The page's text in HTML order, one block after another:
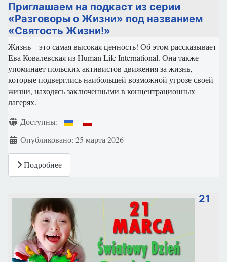
Приглашаем на подкаст из серии
«Разговоры о Жизни» под названием
«Святость Жизни!»
Жизнь – это самая высокая ценность! Об этом рассказывает
Ева Ковалевская из Human Life International. Она также
упоминает польских активистов движения за жизнь,
которые подверглись наибольшей возможной угрозе своей
жизни, находясь заключенными в концентрационных
лагерях.
Информация о материале
Доступны:
Опубликовано: 25 марта 2026
Подробнее
21